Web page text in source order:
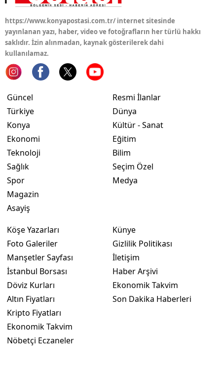
Karaman
Şırnak
https://www.konyapostasi.com.tr/ internet sitesinde
yayınlanan yazı, haber, video ve fotoğrafların her türlü hakkı
saklıdır. İzin alınmadan, kaynak gösterilerek dahi
kullanılamaz.
Güncel
Türkiye
Konya
Ekonomi
Teknoloji
Sağlık
Spor
Magazin
Asayiş
Resmi İlanlar
Dünya
Kültür - Sanat
Eğitim
Bilim
Seçim Özel
Medya
Köşe Yazarları
Foto Galeriler
Manşetler Sayfası
İstanbul Borsası
Döviz Kurları
Altın Fiyatları
Kripto Fiyatları
Ekonomik Takvim
Nöbetçi Eczaneler
Künye
Gizlilik Politikası
İletişim
Haber Arşivi
Ekonomik Takvim
Son Dakika Haberleri